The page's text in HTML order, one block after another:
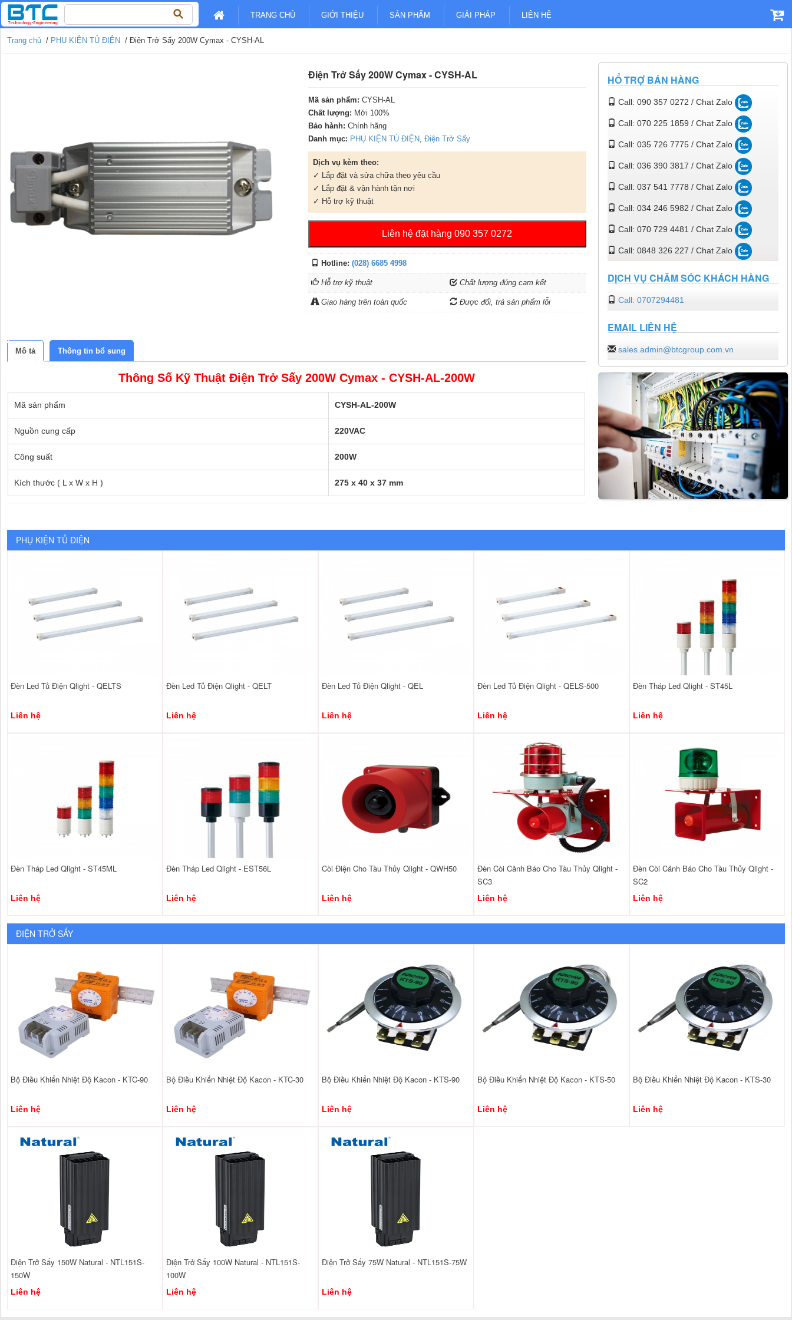
kiếm
cho:
TRANG CHỦ GIỚI THIỆU SẢN PHẨM GIẢI PHÁP LIÊN HỆ
Trang chủ / PHỤ KIỆN TỦ ĐIỆN / Điện Trở Sấy 200W Cymax - CYSH-AL
Điện Trở Sấy 200W Cymax - CYSH-AL
Mã sản phẩm: CYSH-AL
Chất lượng: Mới 100%
Bảo hành: Chính hãng
Danh mục: PHỤ KIỆN TỦ ĐIỆN, Điện Trở Sấy
Dịch vụ kèm theo:
✓ Lắp đặt và sửa chữa theo yêu cầu
✓ Lắp đặt & vận hành tận nơi
✓ Hỗ trợ kỹ thuật
Liên hệ đặt hàng 090 357 0272
Hotline: (028) 6685 4998
Hỗ trợ kỹ thuật Chất lượng đúng cam kết
Giao hàng trên toàn quốc Được đổi, trả sản phẩm lỗi
Mô tả Thông tin bổ sung
Thông Số Kỹ Thuật Điện Trở Sấy 200W Cymax - CYSH-AL-200W
Mã sản phẩm CYSH-AL-200W
Nguồn cung cấp 220VAC
Công suất 200W
Kích thước ( L x W x H ) 275 x 40 x 37 mm
HỔ TRỢ BÁN HÀNG
Call: 090 357 0272 / Chat Zalo
Call: 070 225 1859 / Chat Zalo
Call: 035 726 7775 / Chat Zalo
Call: 036 390 3817 / Chat Zalo
Call: 037 541 7778 / Chat Zalo
Call: 034 246 5982 / Chat Zalo
Call: 070 729 4481 / Chat Zalo
Call: 0848 326 227 / Chat Zalo
DỊCH VỤ CHĂM SÓC KHÁCH HÀNG
Call: 0707294481
EMAIL LIÊN HỆ
sales.admin@btcgroup.com.vn
PHỤ KIỆN TỦ ĐIỆN
Đèn Led Tủ Điện Qlight - QELTS
Liên hệ
Đèn Led Tủ Điện Qlight - QELT
Liên hệ
Đèn Led Tủ Điện Qlight - QEL
Liên hệ
Đèn Led Tủ Điện Qlight - QELS-500
Liên hệ
Đèn Tháp Led Qlight - ST45L
Liên hệ
Đèn Tháp Led Qlight - ST45ML
Liên hệ
Đèn Tháp Led Qlight - EST56L
Liên hệ
Còi Điện Cho Tàu Thủy Qlight - QWH50
Liên hệ
Đèn Còi Cảnh Báo Cho Tàu Thủy Qlight -
SC3
Liên hệ
Đèn Còi Cảnh Báo Cho Tàu Thủy Qlight -
SC2
Liên hệ
ĐIỆN TRỞ SẤY
Bộ Điều Khiển Nhiệt Độ Kacon - KTC-90
Liên hệ
Bộ Điều Khiển Nhiệt Độ Kacon - KTC-30
Liên hệ
Bộ Điều Khiển Nhiệt Độ Kacon - KTS-90
Liên hệ
Bộ Điều Khiển Nhiệt Độ Kacon - KTS-50
Liên hệ
Bộ Điều Khiển Nhiệt Độ Kacon - KTS-30
Liên hệ
Điện Trở Sấy 150W Natural - NTL151S-
150W
Liên hệ
Điện Trở Sấy 100W Natural - NTL151S-
100W
Liên hệ
Điện Trở Sấy 75W Natural - NTL151S-75W
Liên hệ